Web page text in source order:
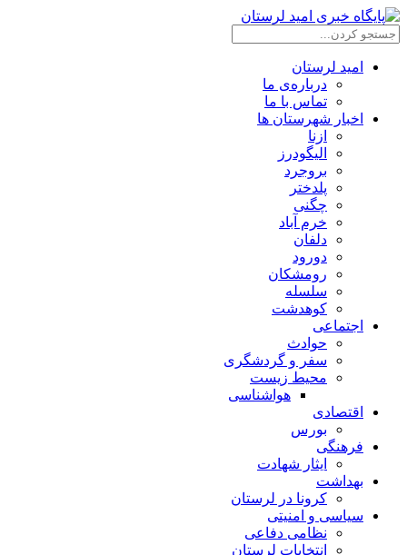
امید لرستان
درباره‌ی ما
تماس با ما
اخبار شهرستان ها
ازنا
الیگودرز
بروجرد
پلدختر
چگنی
خرم آباد
دلفان
دورود
رومشکان
سلسله
کوهدشت
اجتماعی
حوادث
سفر و گردشگری
محیط زیست
هواشناسی
اقتصادی
بورس
فرهنگی
ایثار شهادت
بهداشت
کرونا در لرستان
سیاسی و امنیتی
نظامی دفاعی
انتخابات لرستان